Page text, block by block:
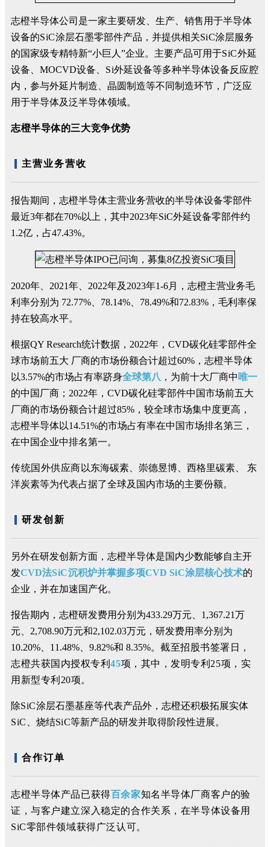
志橙半导体公司是一家主要研发、生产、销售用于半导体
设备的SiC涂层石墨零部件产品，并提供相关SiC涂层服务
的国家级专精特新“小巨人”企业。主要产品可用于SiC外延
设备、MOCVD设备、 Si外延设备等多种半导体设备反应腔
内，参与外延片制造、晶圆制造等不同制造环节，广泛应
用于半导体及泛半导体领域。
志橙半导体的三大竞争优势
主营业务营收
报告期间，志橙半导体主营业务营收的半导体设备零部件
最近3年都在70%以上，其中2023年SiC外延设备零部件约
1.2亿，占47.43%。
2020年、2021年、2022年及2023年1-6月，志橙主营业务毛
利率分别为 72.77%、78.14%、78.49%和72.83%，毛利率保
持在较高水平。
根据QY Research统计数据，2022年，CVD碳化硅零部件全
球市场前五大 厂商的市场份额合计超过60%，志橙半导体
以3.57%的市场占有率跻身全球第八 ，为前十大厂商中 唯一
的中国厂商；2022年，CVD碳化硅零部件中国市场前五大
厂商的市场份额合计超过85%，较全球市场集中度更高，
志橙半导体以14.51%的市场占有率在中国市场排名第三，
在中国企业中排名第一。
传统国外供应商 以东海碳素、崇德昱博、西格里碳素、 东
洋炭素等为代表占据了全球及国内市场的主要份额。
研发创新
另外在研发创新方面，志橙半导体是国内少数能够自主开
发CVD法SiC沉积炉并掌握多项CVD SiC涂层核心技术的
企业，并在加速国产化。
报告期内，志橙研发费用分别为433.29万元、1,367.21万
元、2,708.90万元和2,102.03万元，研发费用率分别为
10.20%、11.48%、9.82%和 8.35%。 截至招股书签署日，
志橙共获国内授权专利45项，其中，发明专利25项，实
用新型专利20项。
除SiC涂层石墨基座等代表产品外，志橙还积极拓展实体
SiC 、烧结SiC等新产品的研发并取得阶段性进展。
合作订单
志橙半导体产品已获得百余家知名半导体厂商客户的验
证，与客户建立深入稳定的合作关系，在半导体设备用
SiC零部件领域获得广泛认可。